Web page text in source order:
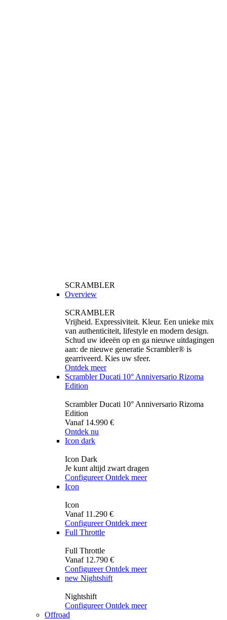
SCRAMBLER
Overview
SCRAMBLER
Vrijheid. Expressiviteit. Kleur. Een unieke mix
van authenticiteit, lifestyle en modern design.
Schud uw ideeën op en ga nieuwe uitdagingen
aan: de nieuwe generatie Scrambler® is
gearriveerd. Kies uw sfeer.
Ontdek meer
Scrambler Ducati 10° Anniversario Rizoma
Edition
Scrambler Ducati 10° Anniversario Rizoma
Edition
Vanaf 14.990 €
Ontdek nu
Icon dark
Icon Dark
Je kunt altijd zwart dragen
Configureer Ontdek meer
Icon
Icon
Vanaf 11.290 €
Configureer Ontdek meer
Full Throttle
Full Throttle
Vanaf 12.790 €
Configureer Ontdek meer
new Nightshift
Nightshift
Configureer Ontdek meer
Offroad